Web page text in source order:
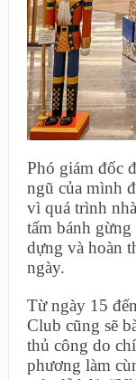
Phó giám đốc
ngũ của mình
vì quá trình
tấm bánh
dựng và hoàn
ngày.
Từ ngày 15
Club cũng sẽ
thủ công do
phương làm